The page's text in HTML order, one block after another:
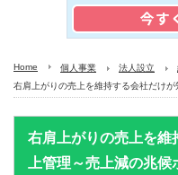
Home 個人事業 法人設立
右肩上がりの売上を維持する会社だけ
右肩上がりの売上を維
上管理～売上減の兆候